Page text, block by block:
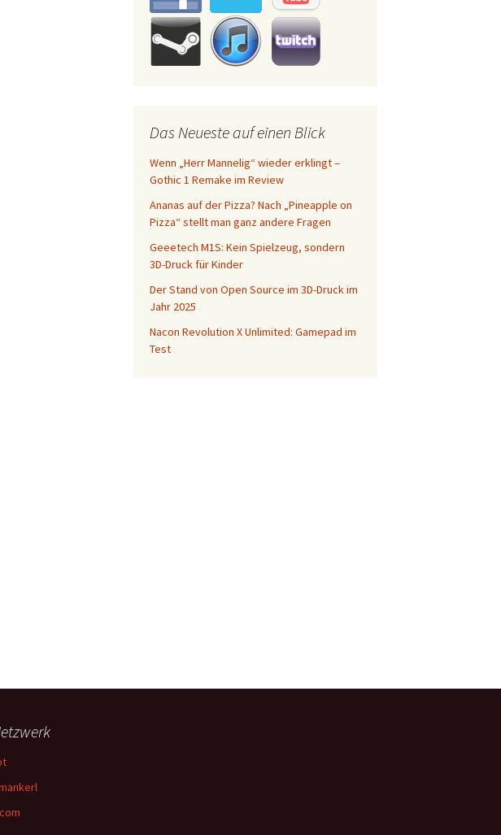
Das Neueste auf einen Blick
Wenn „Herr Mannelig“ wieder erklingt –
Gothic 1 Remake im Review
Ananas auf der Pizza? Nach „Pineapple on
Pizza“ stellt man ganz andere Fragen
Geeetech M1S: Kein Spielzeug, sondern
3D-Druck für Kinder
Der Stand von Open Source im 3D-Druck im
Jahr 2025
Nacon Revolution X Unlimited: Gamepad im
Test